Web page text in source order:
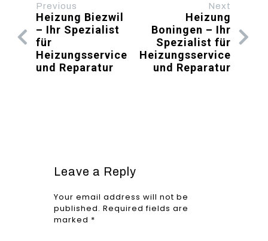
Previous
Heizung Biezwil
– Ihr Spezialist
für
Heizungsservice
und Reparatur
Next
Heizung
Boningen – Ihr
Spezialist für
Heizungsservice
und Reparatur
Leave a Reply
Your email address will not be
published. Required fields are
marked *